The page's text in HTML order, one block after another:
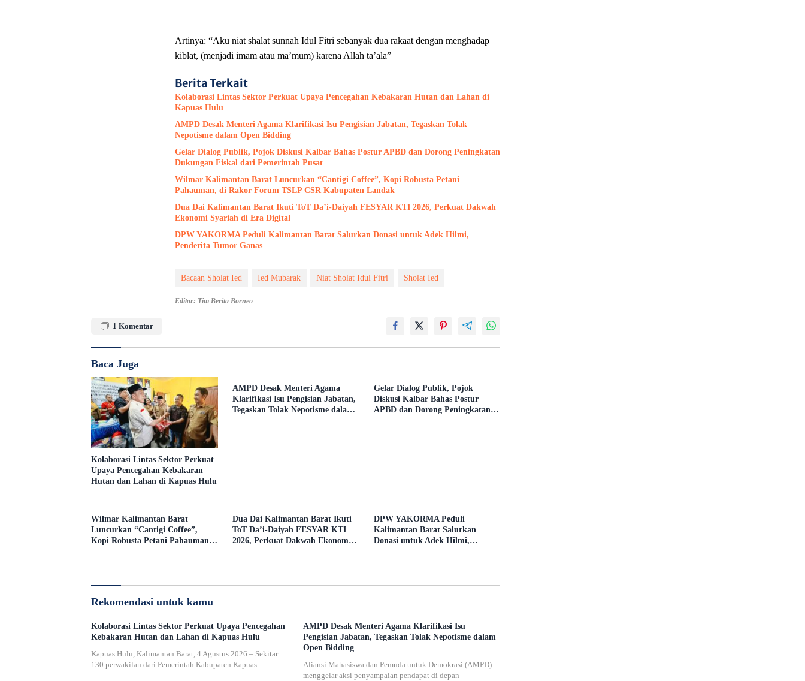
Artinya: “Aku niat shalat sunnah Idul Fitri sebanyak dua rakaat dengan menghadap
kiblat, (menjadi imam atau ma’mum) karena Allah ta’ala”
Berita Terkait
Kolaborasi Lintas Sektor Perkuat Upaya Pencegahan Kebakaran Hutan dan Lahan di
Kapuas Hulu
AMPD Desak Menteri Agama Klarifikasi Isu Pengisian Jabatan, Tegaskan Tolak
Nepotisme dalam Open Bidding
Gelar Dialog Publik, Pojok Diskusi Kalbar Bahas Postur APBD dan Dorong Peningkatan
Dukungan Fiskal dari Pemerintah Pusat
Wilmar Kalimantan Barat Luncurkan “Cantigi Coffee”, Kopi Robusta Petani
Pahauman, di Rakor Forum TSLP CSR Kabupaten Landak
Dua Dai Kalimantan Barat Ikuti ToT Da’i-Daiyah FESYAR KTI 2026, Perkuat Dakwah
Ekonomi Syariah di Era Digital
DPW YAKORMA Peduli Kalimantan Barat Salurkan Donasi untuk Adek Hilmi,
Penderita Tumor Ganas
Bacaan Sholat Ied Ied Mubarak Niat Sholat Idul Fitri Sholat Ied
Editor: Tim Berita Borneo
1 Komentar
Baca Juga
Kolaborasi Lintas Sektor Perkuat
Upaya Pencegahan Kebakaran
Hutan dan Lahan di Kapuas Hulu
AMPD Desak Menteri Agama
Klarifikasi Isu Pengisian Jabatan,
Tegaskan Tolak Nepotisme dalam
Gelar Dialog Publik, Pojok
Diskusi Kalbar Bahas Postur
APBD dan Dorong Peningkatan
Wilmar Kalimantan Barat
Luncurkan “Cantigi Coffee”,
Kopi Robusta Petani Pahauman,
Dua Dai Kalimantan Barat Ikuti
ToT Da’i-Daiyah FESYAR KTI
2026, Perkuat Dakwah Ekonomi
DPW YAKORMA Peduli
Kalimantan Barat Salurkan
Donasi untuk Adek Hilmi,
Rekomendasi untuk kamu
Kolaborasi Lintas Sektor Perkuat Upaya Pencegahan
Kebakaran Hutan dan Lahan di Kapuas Hulu
Kapuas Hulu, Kalimantan Barat, 4 Agustus 2026 – Sekitar
130 perwakilan dari Pemerintah Kabupaten Kapuas…
AMPD Desak Menteri Agama Klarifikasi Isu
Pengisian Jabatan, Tegaskan Tolak Nepotisme dalam
Open Bidding
Aliansi Mahasiswa dan Pemuda untuk Demokrasi (AMPD)
menggelar aksi penyampaian pendapat di depan